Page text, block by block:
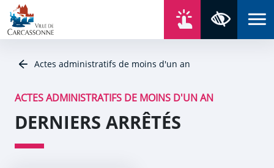
Aller au contenu
Aller au menu
Aller au plan du site
Aller à la recherche
Actes administratifs de moins d'un an
ACTES ADMINISTRATIFS DE MOINS D'UN AN
DERNIERS ARRÊTÉS
Panneau de gestion des cookies